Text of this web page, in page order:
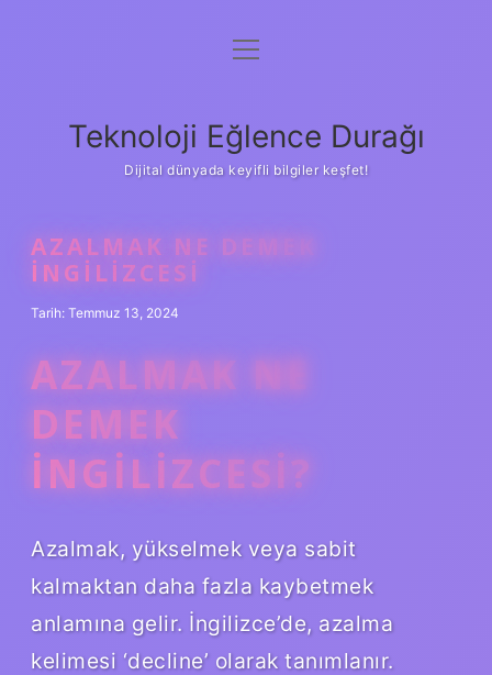
Anasayfa
Yasal Uyarı
menüyü
Teknoloji Eğlence Durağı
Dijital dünyada keyifli bilgiler keşfet!
AZALMAK NE DEMEK
INGILIZCESI
Tarih: Temmuz 13, 2024
AZALMAK NE
DEMEK
İNGILIZCESI?
Azalmak, yükselmek veya sabit
kalmaktan daha fazla kaybetmek
anlamına gelir. İngilizce’de, azalma
kelimesi ‘decline’ olarak tanımlanır.